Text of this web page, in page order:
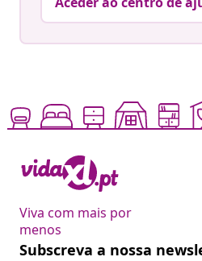
Viva com mais por
menos
Subscreva a nossa